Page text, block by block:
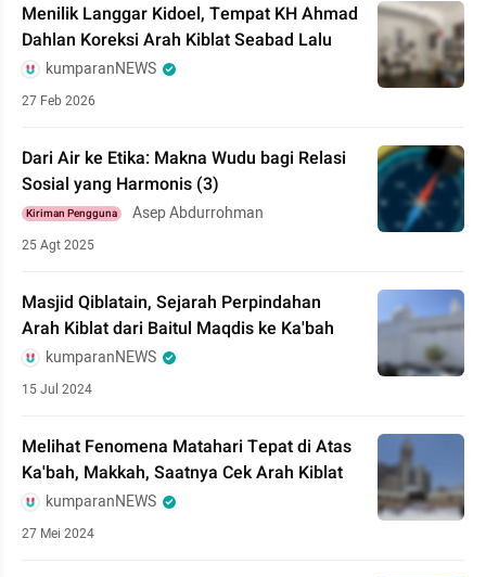
Menilik Langgar Kidoel, Tempat KH Ahmad
Dahlan Koreksi Arah Kiblat Seabad Lalu
kumparanNEWS
27 Feb 2026
Dari Air ke Etika: Makna Wudu bagi Relasi
Sosial yang Harmonis (3)
Kiriman Pengguna Asep Abdurrohman
25 Agt 2025
Masjid Qiblatain, Sejarah Perpindahan
Arah Kiblat dari Baitul Maqdis ke Ka'bah
kumparanNEWS
15 Jul 2024
Melihat Fenomena Matahari Tepat di Atas
Ka'bah, Makkah, Saatnya Cek Arah Kiblat
kumparanNEWS
27 Mei 2024